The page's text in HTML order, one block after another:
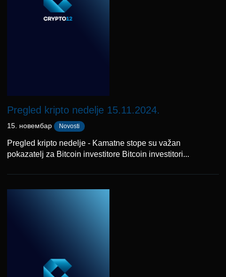
Pregled kripto nedelje 15.11.2024.
15. новембар Novosti
Pregled kripto nedelje - Kamatne stope su važan
pokazatelj za Bitcoin investitore Bitcoin investitori...